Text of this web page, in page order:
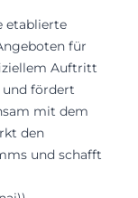
etablierte
für
Auftritt
fördert
mit dem
den
und schafft